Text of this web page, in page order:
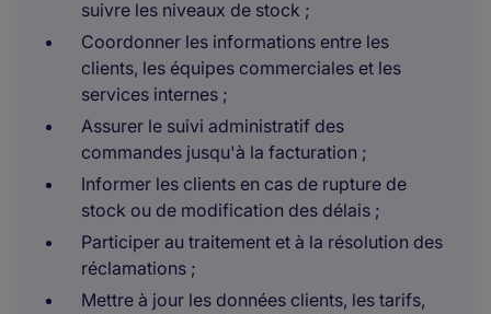
suivre les niveaux de stock ;
Coordonner les informations entre les
clients, les équipes commerciales et les
services internes ;
Assurer le suivi administratif des
commandes jusqu'à la facturation ;
Informer les clients en cas de rupture de
stock ou de modification des délais ;
Participer au traitement et à la résolution des
réclamations ;
Mettre à jour les données clients, les tarifs,